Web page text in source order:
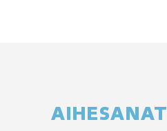
AIHESANAT